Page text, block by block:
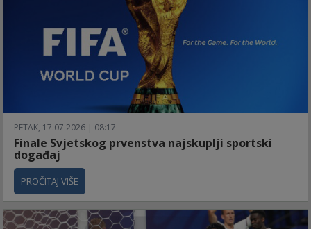
PETAK, 17.07.2026 | 08:17
Finale Svjetskog prvenstva najskuplji sportski
događaj
PROČITAJ VIŠE